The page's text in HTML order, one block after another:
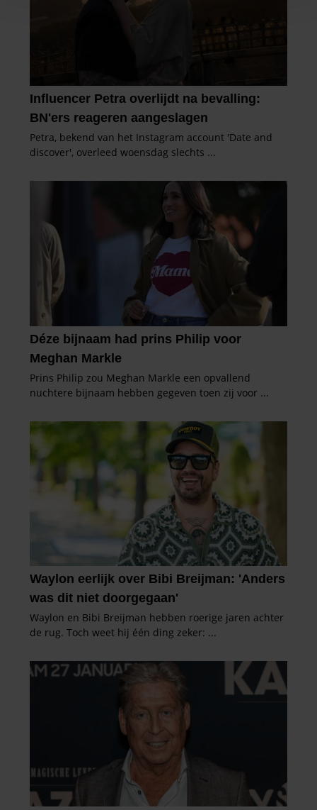
personaliseren, om functies voor social media te bieden
informatie over uw gebruik van onze site met onze
partners voor social media, adverteren en analyse. Deze
informatie die u aan ze heeft verstrekt of die ze hebben
verzameld op basis van uw gebruik van hun services. U
gaat akkoord met onze cookies als u onze website blijft
gebruiken.